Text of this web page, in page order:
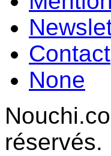
Contact
None
réservés.